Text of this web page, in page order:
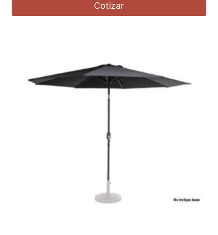
Cotizar